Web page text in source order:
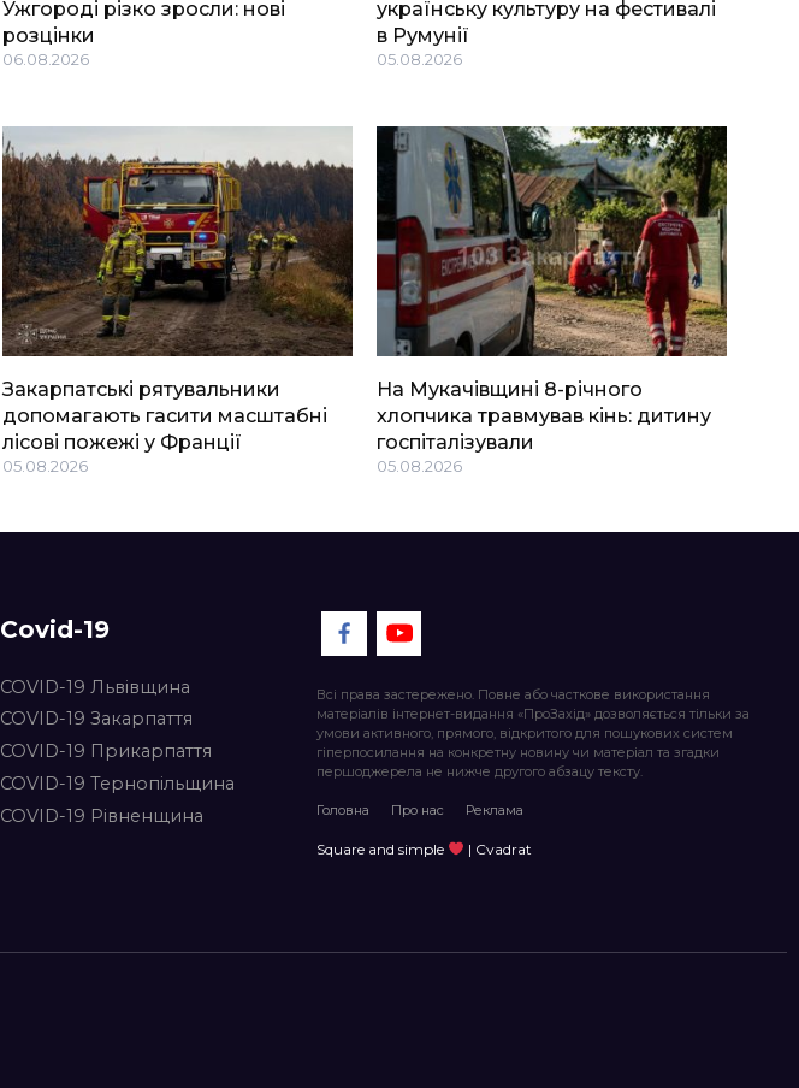
Ужгороді різко зросли: нові
розцінки
06.08.2026
українську культуру на фестивалі
в Румунії
05.08.2026
Закарпатські рятувальники
допомагають гасити масштабні
лісові пожежі у Франції
05.08.2026
На Мукачівщині 8-річного
хлопчика травмував кінь: дитину
госпіталізували
05.08.2026
Covid-19
COVID-19 Львівщина
COVID-19 Закарпаття
COVID-19 Прикарпаття
COVID-19 Тернопільщина
COVID-19 Рівненщина
Всі права застережено. Повне або часткове використання
матеріалів інтернет-видання «ПроЗахід» дозволяється тільки за
умови активного, прямого, відкритого для пошукових систем
гіперпосилання на конкретну новину чи матеріал та згадки
першоджерела не нижче другого абзацу тексту.
Головна Про нас Реклама
Square and simple | Cvadrat